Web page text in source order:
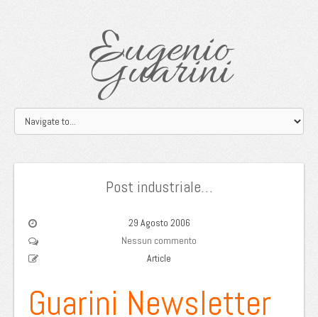
Eugenio
Guarini
Post industriale…
29 Agosto 2006
Nessun commento
Article
Guarini Newsletter